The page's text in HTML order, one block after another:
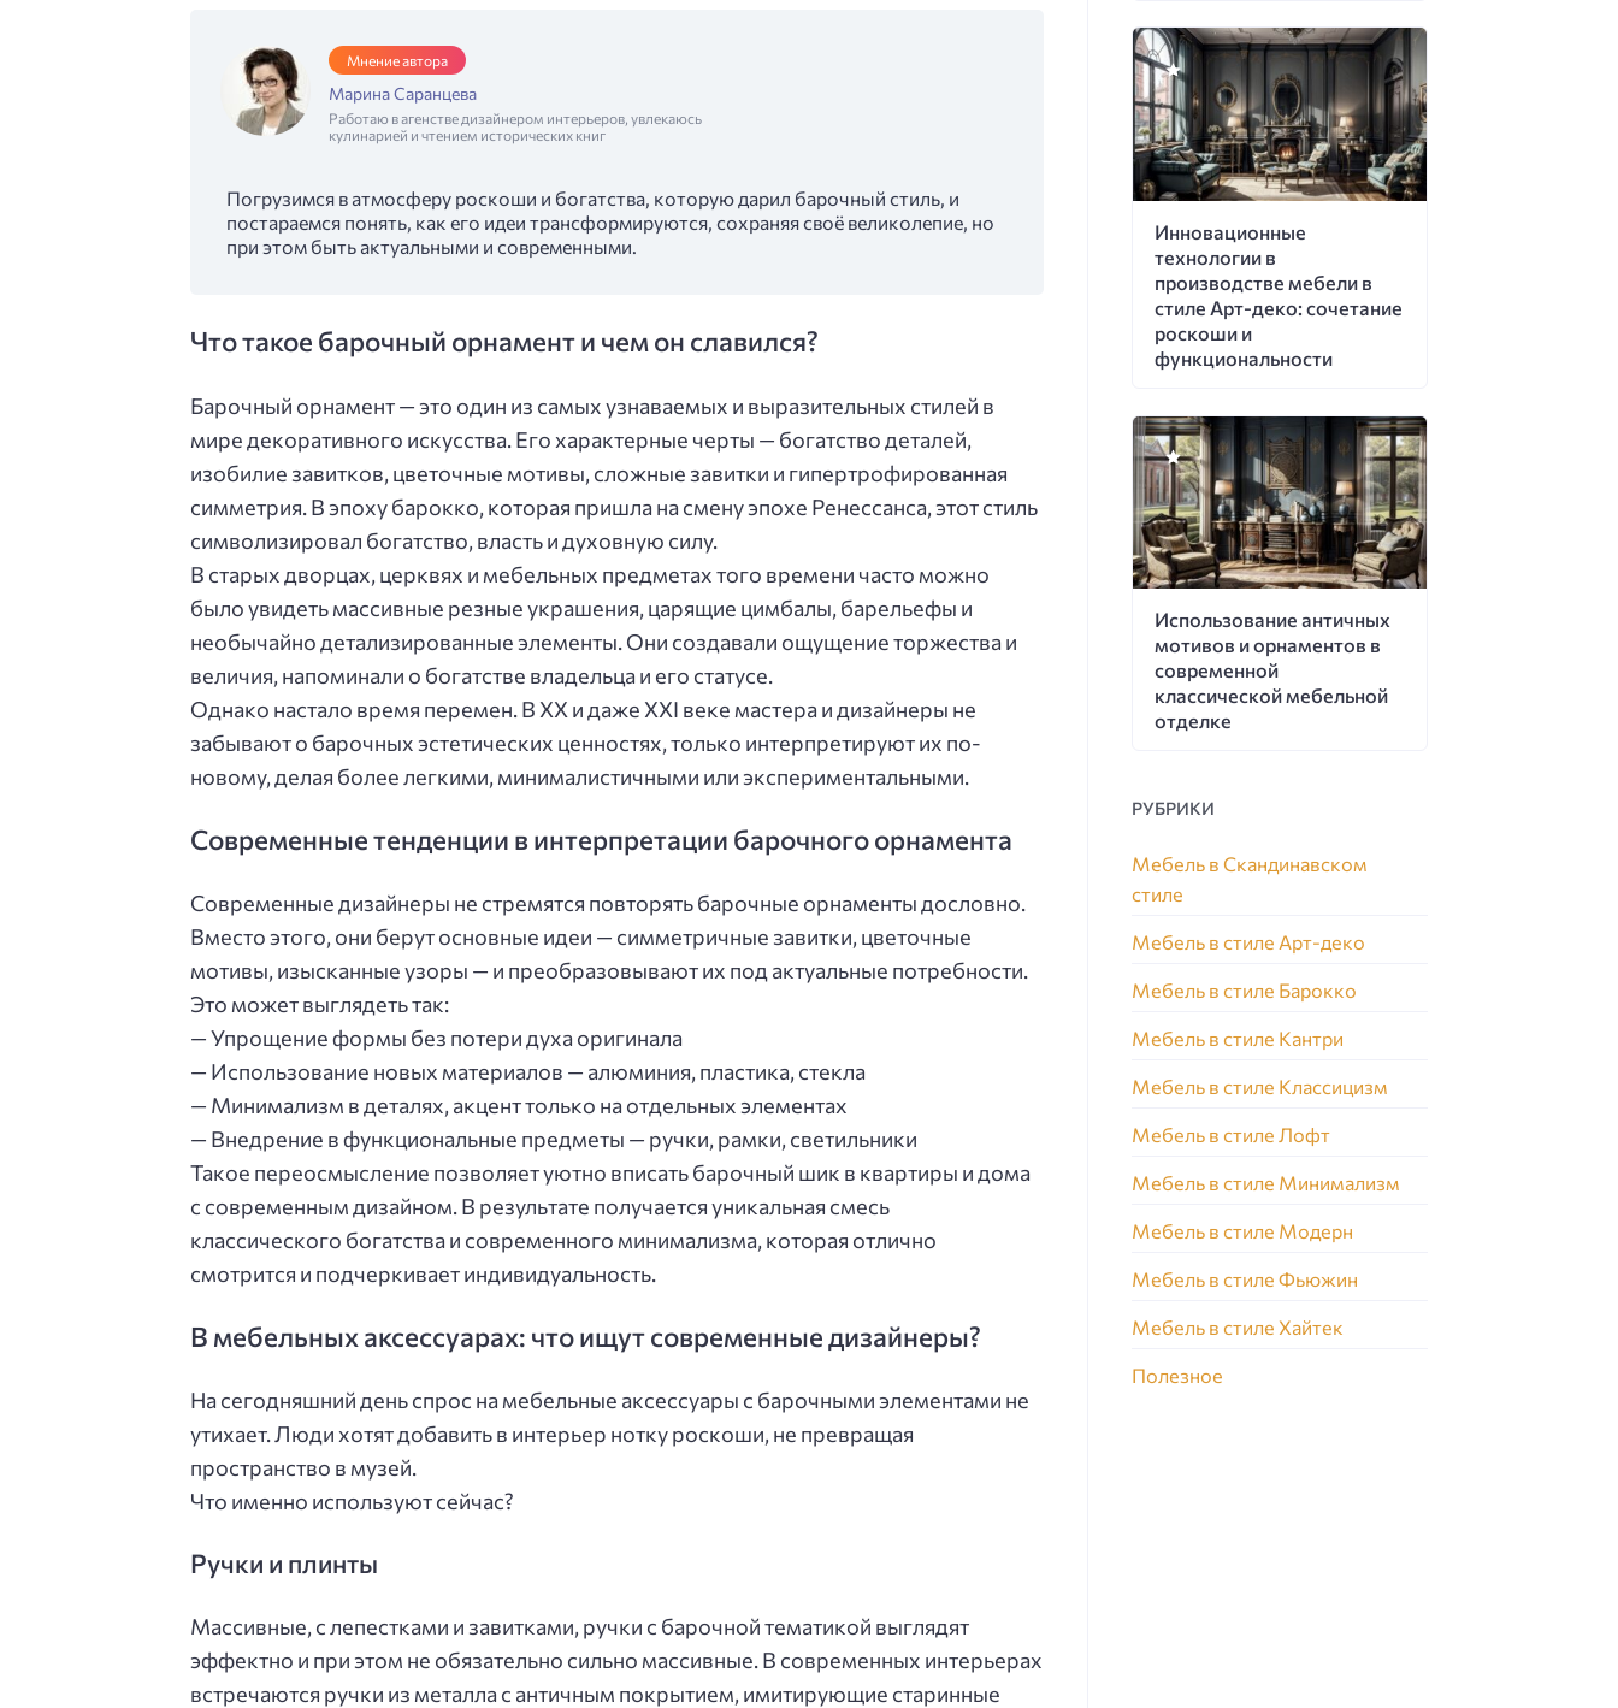
Мнение автора
Марина Саранцева
Работаю в агенстве дизайнером интерьеров, увлекаюсь
кулинарией и чтением исторических книг
Погрузимся в атмосферу роскоши и богатства, которую дарил барочный стиль, и
постараемся понять, как его идеи трансформируются, сохраняя своё великолепие, но
при этом быть актуальными и современными.
Что такое барочный орнамент и чем он славился?
Барочный орнамент — это один из самых узнаваемых и выразительных стилей в
мире декоративного искусства. Его характерные черты — богатство деталей,
изобилие завитков, цветочные мотивы, сложные завитки и гипертрофированная
симметрия. В эпоху барокко, которая пришла на смену эпохе Ренессанса, этот стиль
символизировал богатство, власть и духовную силу.
В старых дворцах, церквях и мебельных предметах того времени часто можно
было увидеть массивные резные украшения, царящие цимбалы, барельефы и
необычайно детализированные элементы. Они создавали ощущение торжества и
величия, напоминали о богатстве владельца и его статусе.
Однако настало время перемен. В XX и даже XXI веке мастера и дизайнеры не
забывают о барочных эстетических ценностях, только интерпретируют их по-
новому, делая более легкими, минималистичными или экспериментальными.
Современные тенденции в интерпретации барочного орнамента
Современные дизайнеры не стремятся повторять барочные орнаменты дословно.
Вместо этого, они берут основные идеи — симметричные завитки, цветочные
мотивы, изысканные узоры — и преобразовывают их под актуальные потребности.
Это может выглядеть так:
— Упрощение формы без потери духа оригинала
— Использование новых материалов — алюминия, пластика, стекла
— Минимализм в деталях, акцент только на отдельных элементах
— Внедрение в функциональные предметы — ручки, рамки, светильники
Такое переосмысление позволяет уютно вписать барочный шик в квартиры и дома
с современным дизайном. В результате получается уникальная смесь
классического богатства и современного минимализма, которая отлично
смотрится и подчеркивает индивидуальность.
В мебельных аксессуарах: что ищут современные дизайнеры?
На сегодняшний день спрос на мебельные аксессуары с барочными элементами не
утихает. Люди хотят добавить в интерьер нотку роскоши, не превращая
пространство в музей.
Что именно используют сейчас?
Ручки и плинты
Массивные, с лепестками и завитками, ручки с барочной тематикой выглядят
эффектно и при этом не обязательно сильно массивные. В современных интерьерах
встречаются ручки из металла с античным покрытием, имитирующие старинные
Инновационные
технологии в
производстве мебели в
стиле Арт-деко: сочетание
роскоши и
функциональности
Использование античных
мотивов и орнаментов в
современной
классической мебельной
отделке
РУБРИКИ
Мебель в Скандинавском
стиле
Мебель в стиле Арт-деко
Мебель в стиле Барокко
Мебель в стиле Кантри
Мебель в стиле Классицизм
Мебель в стиле Лофт
Мебель в стиле Минимализм
Мебель в стиле Модерн
Мебель в стиле Фьюжин
Мебель в стиле Хайтек
Полезное